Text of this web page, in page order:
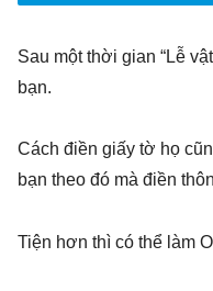
Sau một thời gian “Lễ
bạn.
Cách điền giấy tờ họ
bạn theo đó mà điền
Tiện hơn thì có thể làm